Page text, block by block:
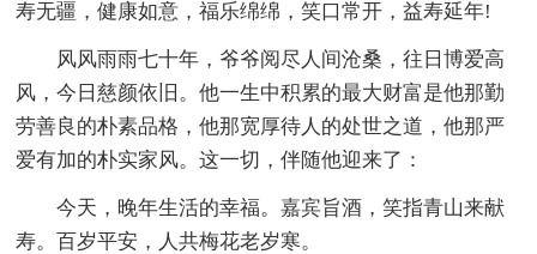
寿无疆，健康如意，福乐绵绵，笑口常开，益寿延年!
风风雨雨七十年，爷爷阅尽人间沧桑，往日博爱高
风，今日慈颜依旧。他一生中积累的最大财富是他那勤
劳善良的朴素品格，他那宽厚待人的处世之道，他那严
爱有加的朴实家风。这一切，伴随他迎来了：
今天，晚年生活的幸福。嘉宾旨酒，笑指青山来献
寿。百岁平安，人共梅花老岁寒。